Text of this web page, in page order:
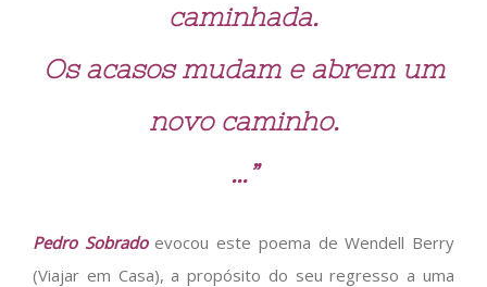
caminhada.
Os acasos mudam e abrem um
novo caminho.
…”
Pedro Sobradoevocou este poema de Wendell Berry
(Viajar em Casa), a propósito do seu regresso a uma